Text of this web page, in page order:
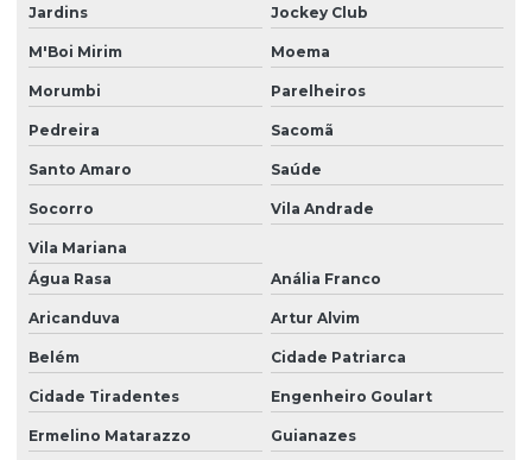
Revenda bosch rexroth
Revenda sil
Revenda de válvulas
Revendedor autorizado parker
Revendedor autorizado rexroth
Revendedor donaldson
Revendedor filtros donaldson
Revendedor hydac
Revendedor manometro
Jardins Jockey Club
M'Boi Mirim Moema
Morumbi Parelheiros
Pedreira Sacomã
Santo Amaro Saúde
Socorro Vila Andrade
Vila Mariana
Água Rasa
Anália Franco
Aricanduva Artur Alvim
Belém Cidade Patriarca
Cidade Tiradentes Engenheiro Goulart
Ermelino Matarazzo Guianazes